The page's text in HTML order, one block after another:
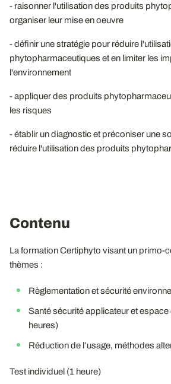
- raisonner l'utilisation des produits
organiser leur mise en oeuvre
- définir une stratégie pour réduire
phytopharmaceutiques et en limiter les
l'environnement
- appliquer des produits
les risques
- établir un diagnostic et préconiser une
réduire l'utilisation des produits
Contenu
La formation Certiphyto visant un primo-
thèmes :
Règlementation et sécurité
Santé sécurité applicateur et
heures)
Réduction de l’usage, méthodes
Test individuel (1 heure)